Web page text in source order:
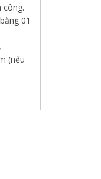
công.
01
(nếu